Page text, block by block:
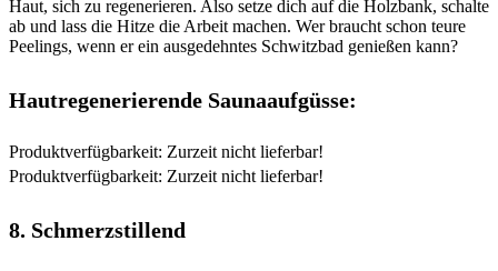
Haut, sich zu regenerieren. Also setze dich auf die Holzbank, schalte
ab und lass die Hitze die Arbeit machen. Wer braucht schon teure
Peelings, wenn er ein ausgedehntes Schwitzbad genießen kann?
Hautregenerierende Saunaaufgüsse:
Produktverfügbarkeit: Zurzeit nicht lieferbar!
Produktverfügbarkeit: Zurzeit nicht lieferbar!
8. Schmerzstillend